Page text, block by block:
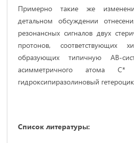
Примерно такие же
детальном обсуждении
резонансных сигналов двух
протонов, соответствующих
образующих типичную АВ-
асимметричного атома
гидроксипиразолиновый
Список литературы: